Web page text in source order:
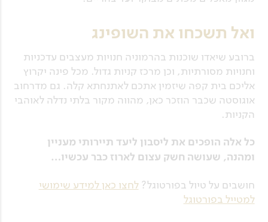
ואל תשכחו את השופינג
ברובע שיאדו שוכנות בהרמוניה חנויות מעצבים עדכניות
וחנויות מסורתיות, וכן מרכז קניות גדול. מכל פינה יקרוץ
אליכם בית קפה שיזמין אתכם לאתנחתא קלה. גם מדרחוב
אוגוסטה שכבר הוזכר כאן, מהווה מקור בלתי נדלה לאוהבי
הקניות.
כל אלה הופכים את ליסבון ליעד תיירותי מעניין
ומהנה, שעושה חשק עצום לארוז כבר עכשיו…
חושבים על טיול בפורטוגל?לחצו כאן למידע שימושי
למטייל בפורטוגל